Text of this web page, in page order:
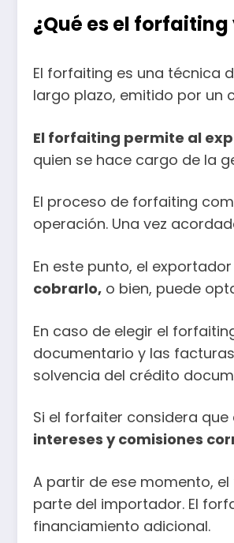
¿Qué es el
El forfaiting es una técnica
largo plazo, emitido por un
El forfaiting permite al
quien se hace cargo de la
El proceso de forfaiting
operación. Una vez
En este punto, el
cobrarlo, o bien, puede
En caso de elegir el
documentario y las
solvencia del crédito
Si el forfaiter considera
intereses y comisiones
A partir de ese momento,
parte del importador. El
financiamiento adicional.